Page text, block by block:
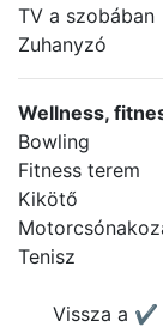
TV a szobában
Zuhanyzó
Wellness,
Bowling
Fitness terem
Kikötő
Tenisz
Vissza a ✔️